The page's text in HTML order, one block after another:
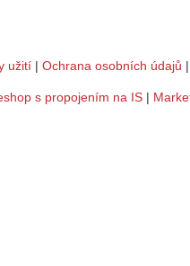
užití | Ochrana osobních údajů
s propojením na IS |